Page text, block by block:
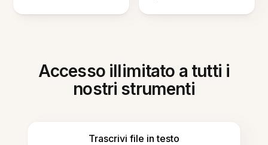
Accesso illimitato a tutti i
nostri strumenti
Trascrivi file in testo